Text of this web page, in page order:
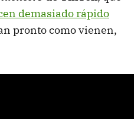
demasiado rápido
pronto como vienen,